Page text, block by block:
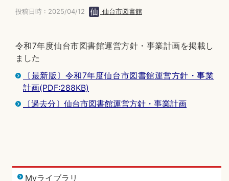
投稿日時 : 2025/04/12 仙台市図書館
令和7年度仙台市図書館運営方針・事業計画を掲載し
ました
〔最新版〕令和7年度仙台市図書館運営方針・事業
計画(PDF:288KB)
〔過去分〕仙台市図書館運営方針・事業計画
Myライブラリ